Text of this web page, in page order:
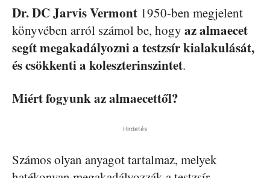
Dr. DC Jarvis Vermont 1950-ben megjelent
könyvében arról számol be, hogy az almaecet
segít megakadályozni a testzsír kialakulását,
és csökkenti a koleszterinszintet.
Miért fogyunk az almaecettől?
Hirdetés
Számos olyan anyagot tartalmaz, melyek